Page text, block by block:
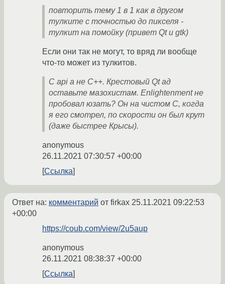
повторить тему 1 в 1 как в другом
тулките с точностью до пикселя -
тулкит на помойку (привет Qt и gtk)
Если они так не могут, то вряд ли вообще
что-то может из тулкитов.
C api а не C++. Крестовый Qt ад
оставьте мазохистам. Enlightenment не
пробовал юзать? Он на чистом С, когда
я его смотрел, по скорости он был крут
(даже быстрее Крысы).
anonymous
26.11.2021 07:30:57 +00:00
Ссылка
Ответ на: комментарий от firkax 25.11.2021 09:22:53
+00:00
https://coub.com/view/2u5aup
anonymous
26.11.2021 08:38:37 +00:00
Ссылка